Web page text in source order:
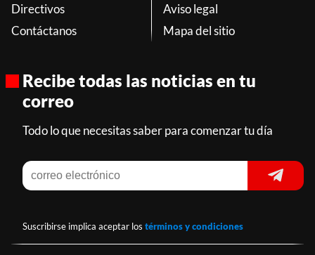
Directivos
Contáctanos
Aviso legal
Mapa del sitio
Recibe todas las noticias en tu
correo
Todo lo que necesitas saber para comenzar tu día
Suscribirse implica aceptar los términos y condiciones